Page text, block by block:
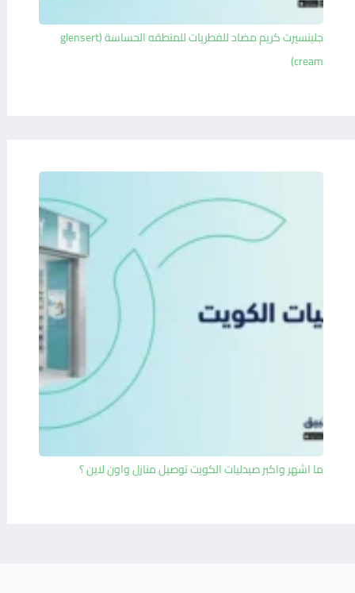
جلينسيرت كريم مضاد للفطريات للمنطقه الحساسة (glensert
cream)
ما اشهر واكبر صيدليات الكويت توصيل منازل واون لاين ؟